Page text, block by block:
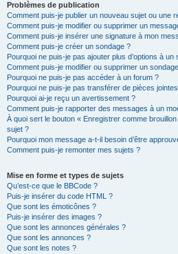
Problèmes de publication
Comment puis-je publier un nouveau sujet ou une
Comment puis-je modifier ou supprimer un
Comment puis-je insérer une signature à mon
Comment puis-je créer un sondage ?
Pourquoi ne puis-je pas ajouter plus d’options à un
Comment puis-je modifier ou supprimer un
Pourquoi ne puis-je pas accéder à un forum ?
Pourquoi ne puis-je pas transférer de pièces
Pourquoi ai-je reçu un avertissement ?
Comment puis-je rapporter des messages à un
À quoi sert le bouton « Enregistrer comme
sujet ?
Pourquoi mon message a-t-il besoin d’être
Comment puis-je remonter mes sujets ?
Mise en forme et types de sujets
Qu’est-ce que le BBCode ?
Puis-je insérer du code HTML ?
Que sont les émoticônes ?
Puis-je insérer des images ?
Que sont les annonces générales ?
Que sont les annonces ?
Que sont les notes ?